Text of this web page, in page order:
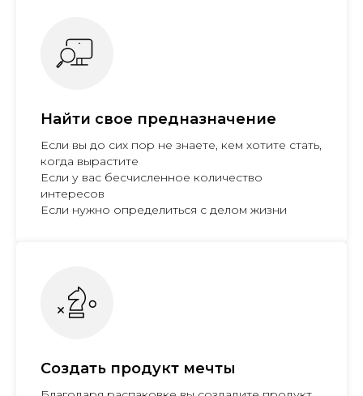
Найти свое предназначение
Если вы до сих пор не знаете, кем хотите стать,
когда вырастите
Если у вас бесчисленное количество
интересов
Если нужно определиться с делом жизни
Создать продукт мечты